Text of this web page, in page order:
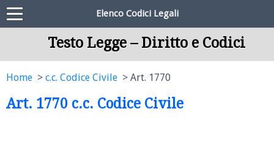
Elenco Codici Legali
Testo Legge – Diritto e Codici
Home c.c. Codice Civile Art. 1770
Art. 1770 c.c. Codice Civile